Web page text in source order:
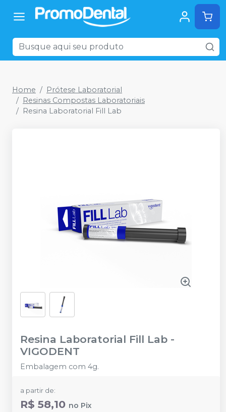
Home
Prótese Laboratorial
Resinas Compostas Laboratoriais
Resina Laboratorial Fill Lab
Resina Laboratorial Fill Lab -
VIGODENT
Embalagem com 4g.
a partir de:
R$ 58,10 no Pix